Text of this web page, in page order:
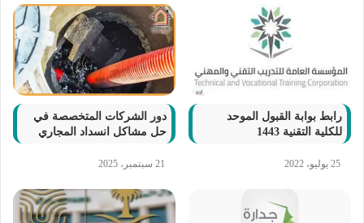
رابط بوابة القبول الموحد
للكلية التقنية 1443
25 يوليو، 2022
دور الشركات المتخصصة في
حل مشاكل انسداد المجاري
21 سبتمبر، 2025